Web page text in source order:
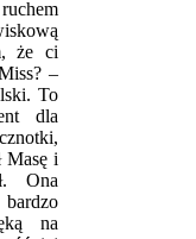
że ci
–
To
dla
Masę i
Ona
bardzo
na